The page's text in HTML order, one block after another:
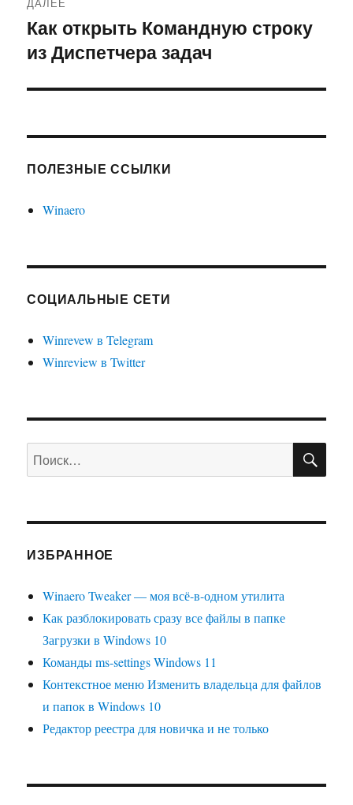
ДАЛЕЕ
Следующая
запись:
Как открыть Командную строку
из Диспетчера задач
ПОЛЕЗНЫЕ ССЫЛКИ
Winaero
СОЦИАЛЬНЫЕ СЕТИ
Winrevew в Telegram
Winreview в Twitter
Искать:
ИЗБРАННОЕ
Winaero Tweaker — моя всё-в-одном утилита
Как разблокировать сразу все файлы в папке
Загрузки в Windows 10
Команды ms-settings Windows 11
Контекстное меню Изменить владельца для файлов
и папок в Windows 10
Редактор реестра для новичка и не только